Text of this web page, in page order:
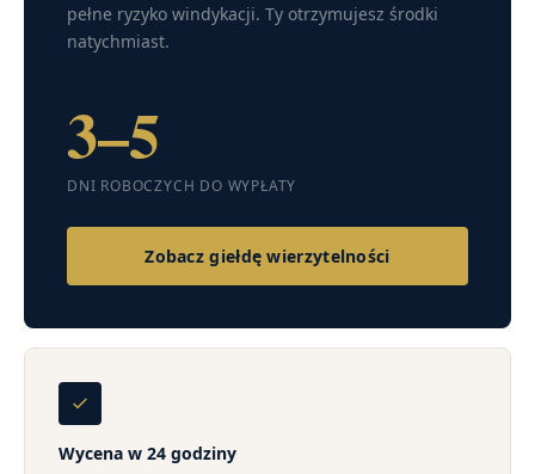
pełne ryzyko windykacji. Ty otrzymujesz środki
natychmiast.
3–5
DNI ROBOCZYCH DO WYPŁATY
Zobacz giełdę wierzytelności
Wycena w 24 godziny